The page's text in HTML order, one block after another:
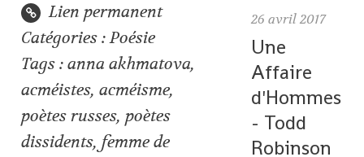
Lien permanent
Catégories :Poésie
Tags :anna akhmatova,
acméistes,acméisme,
poètes russes, poètes
dissidents,femme de
26 avril 2017
Une
Affaire
d'Hommes
- Todd
Robinson